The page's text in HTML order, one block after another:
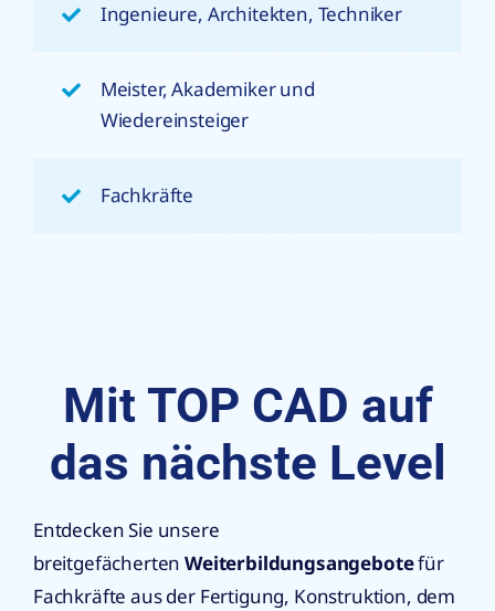
Ingenieure, Architekten, Techniker
Meister, Akademiker und
Wiedereinsteiger
Fachkräfte
Mit TOP CAD auf
das nächste Level
Entdecken Sie unsere
breitgefächerten Weiterbildungsangebotefür
Fachkräfte aus der Fertigung, Konstruktion, dem